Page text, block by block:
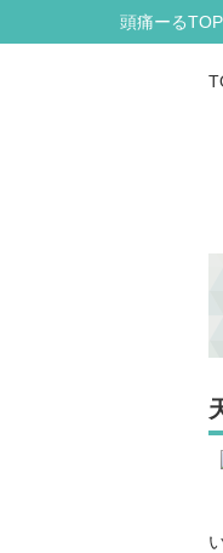
頭痛ーるTOP